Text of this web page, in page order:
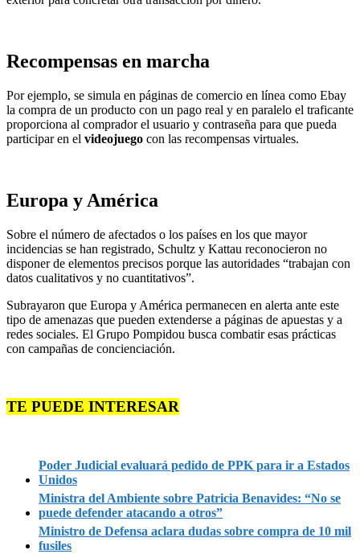
Recompensas en marcha
Por ejemplo, se simula en páginas de comercio en línea como Ebay
la compra de un producto con un pago real y en paralelo el traficante
proporciona al comprador el usuario y contraseña para que pueda
participar en el videojuego con las recompensas virtuales.
Europa y América
Sobre el número de afectados o los países en los que mayor
incidencias se han registrado, Schultz y Kattau reconocieron no
disponer de elementos precisos porque las autoridades “trabajan con
datos cualitativos y no cuantitativos”.
Subrayaron que Europa y América permanecen en alerta ante este
tipo de amenazas que pueden extenderse a páginas de apuestas y a
redes sociales. El Grupo Pompidou busca combatir esas prácticas
con campañas de concienciación.
TE PUEDE INTERESAR
Poder Judicial evaluará pedido de PPK para ir a Estados
Unidos
Ministra del Ambiente sobre Patricia Benavides: “No se
puede defender atacando a otros”
Ministro de Defensa aclara dudas sobre compra de 10 mil
fusiles